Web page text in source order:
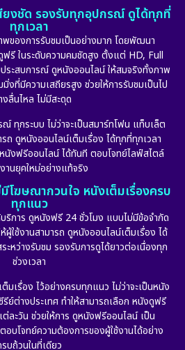
งชัด รองรับทุกอุปกรณ์ ดูได้ทุกที่
ทุกเวลา
ของการรับชมเป็นอย่างมาก โดยพัฒนา
รี ในระดับความคมชัดสูง ตั้งแต่ HD, Full
ระสบการณ์ ดูหนังออนไลน์ ให้สมจริงทั้งภาพ
งที่มีความเสถียรสูง ช่วยให้การรับชมเป็นไป
งลื่นไหล ไม่มีสะดุด
ทุกระบบ ไม่ว่าจะเป็นสมาร์ทโฟน แท็บเล็ต
ถ ดูหนังออนไลน์เต็มเรื่อง ได้ทุกที่ทุกเวลา
นังฟรีออนไลน์ ได้ทันที ตอบโจทย์ไลฟ์สไตล์
านยุคใหม่อย่างแท้จริง
โฆษณากวนใจ หนังเต็มเรื่องครบ
ทุกแนว
ริการ ดูหนังฟรี 24 ชั่วโมง แบบไม่มีข้อจำกัด
ใช้งานสามารถ ดูหนังออนไลน์เต็มเรื่อง ได้
ะหว่างรับชม รองรับการดูได้ยาวต่อเนื่องทุก
ช่วงเวลา
เรื่อง ไว้อย่างครบทุกแนว ไม่ว่าจะเป็นหนัง
ย์ต่างประเทศ ทำให้สามารถเลือก หนังดูฟรี
ต่ละวัน ช่วยให้การ ดูหนังฟรีออนไลน์ เป็น
บโจทย์ความต้องการของผู้ใช้งานได้อย่าง
บถ้วนในที่เดียว